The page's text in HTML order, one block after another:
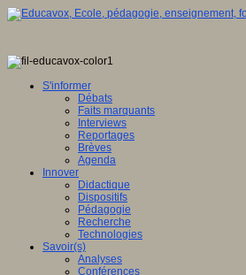
S'informer
Débats
Faits marquants
Interviews
Reportages
Brèves
Agenda
Innover
Didactique
Dispositifs
Pédagogie
Recherche
Technologies
Savoir(s)
Analyses
Conférences